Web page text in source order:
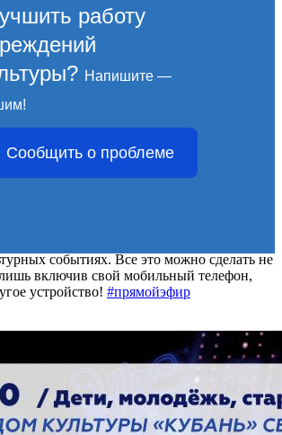
работу
Напишите —
Сообщить о проблеме
Новороссийска.
Афиша
на 22 октября.
Новороссийска. Прямой эфир»
проводят мероприятия в виртуальном
жителей удаленно принять участие
событиях. Все это можно сделать не
включив свой мобильный телефон,
устройство! #прямойэфир